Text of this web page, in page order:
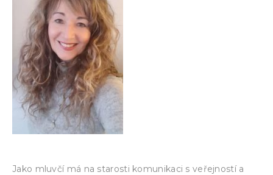
Jako mluvčí má na starosti komunikaci s veřejností a